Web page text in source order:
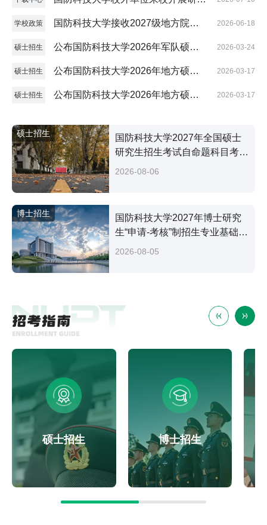
生招生宣传活动申请表
学校政策
国防科技大学接收2027级地方院校
推荐免试硕士研究生（含直博生、参
2026-06-18
硕士招生
公布国防科技大学2026年军队硕士
研究生复试分数控制线及招生复试工
2026-03-24
硕士招生
公布国防科技大学2026年地方硕士
研究生全国招考复试分数控制线
2026-03-17
硕士招生
公布国防科技大学2026年地方硕士
2026-03-17
硕士招生
国防科技大学2027年全国硕士
研究生招生考试自命题科目考试
大纲
2026-08-06
博士招生
国防科技大学2027年博士研究
生“申请-考核”制招生专业基础笔
试考试大纲
2026-08-05
硕士招生 博士招生